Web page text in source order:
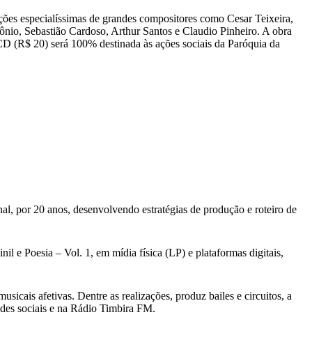
especialíssimas de grandes compositores como Cesar Teixeira,
Sebastião Cardoso, Arthur Santos e Claudio Pinheiro. A obra
(R$ 20) será 100% destinada às ações sociais da Paróquia da
por 20 anos, desenvolvendo estratégias de produção e roteiro de
e Poesia – Vol. 1, em mídia física (LP) e plataformas digitais,
afetivas. Dentre as realizações, produz bailes e circuitos, a
sociais e na Rádio Timbira FM.